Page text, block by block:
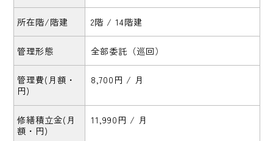
所在階/階建 2階 / 14階建
管理形態 全部委託（巡回）
管理費(月額・
円)
8,700円 / 月
修繕積立金(月
額・円)
11,990円 / 月